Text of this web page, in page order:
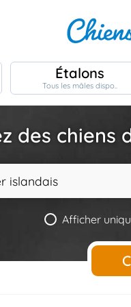
Étalons
Tous les mâles dispo..
des chiens
islandais
Afficher